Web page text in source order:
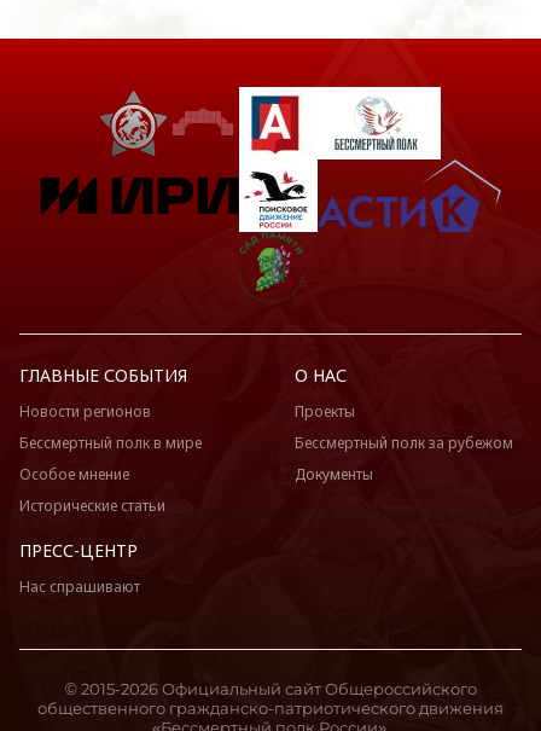
ГЛАВНЫЕ СОБЫТИЯ
Новости регионов
Бессмертный полк в мире
Особое мнение
Исторические статьи
О НАС
Проекты
Бессмертный полк за рубежом
Документы
ПРЕСС-ЦЕНТР
Нас спрашивают
© 2015-2026 Официальный сайт Общероссийского
общественного гражданско-патриотического движения